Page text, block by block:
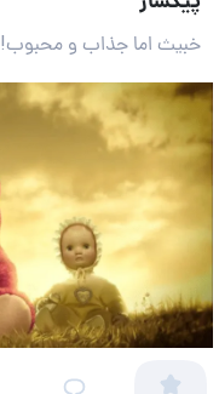
خبیث اما جذاب و محبوب!